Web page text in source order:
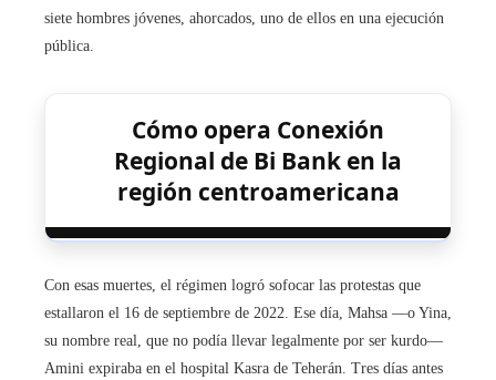
siete hombres jóvenes, ahorcados, uno de ellos en una ejecución
pública.
Cómo opera Conexión
Regional de Bi Bank en la
región centroamericana
Con esas muertes, el régimen logró sofocar las protestas que
estallaron el 16 de septiembre de 2022. Ese día, Mahsa —o Yina,
su nombre real, que no podía llevar legalmente por ser kurdo—
Amini expiraba en el hospital Kasra de Teherán. Tres días antes